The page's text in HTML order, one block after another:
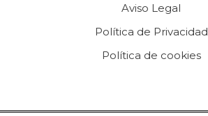
Aviso Legal
Política de Privacidad
Política de cookies